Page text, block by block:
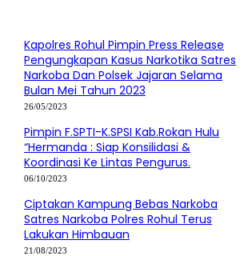
Kapolres Rohul Pimpin Press Release
Pengungkapan Kasus Narkotika Satres
Narkoba Dan Polsek Jajaran Selama
Bulan Mei Tahun 2023
26/05/2023
Pimpin F.SPTI-K.SPSI Kab.Rokan Hulu
“Hermanda : Siap Konsilidasi &
Koordinasi Ke Lintas Pengurus.
06/10/2023
Ciptakan Kampung Bebas Narkoba
Satres Narkoba Polres Rohul Terus
Lakukan Himbauan
21/08/2023